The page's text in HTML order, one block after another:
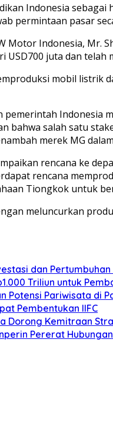
Indonesia
permintaan pasar
Motor Indonesia, Mr.
juta dan
mobil listrik
Indonesia
bahwa salah satu
merek MG
rencana ke
rencana
Tiongkok untuk
meluncurkan
dan Pertumbuhan
Triliun untuk
Potensi Pariwisata di
Pembentukan IIFC
Dorong Kemitraan
Pererat